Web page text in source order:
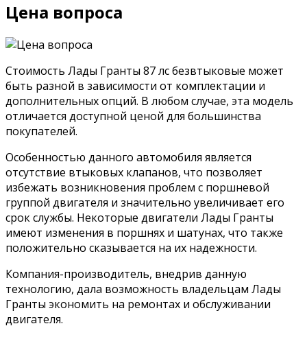
Цена вопроса
Стоимость Лады Гранты 87 лс безвтыковые может
быть разной в зависимости от комплектации и
дополнительных опций. В любом случае, эта модель
отличается доступной ценой для большинства
покупателей.
Особенностью данного автомобиля является
отсутствие втыковых клапанов, что позволяет
избежать возникновения проблем с поршневой
группой двигателя и значительно увеличивает его
срок службы. Некоторые двигатели Лады Гранты
имеют изменения в поршнях и шатунах, что также
положительно сказывается на их надежности.
Компания-производитель, внедрив данную
технологию, дала возможность владельцам Лады
Гранты экономить на ремонтах и обслуживании
двигателя.